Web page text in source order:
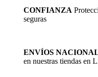
CONFIANZA
seguras
ENVÍOS
en nuestras tiendas en